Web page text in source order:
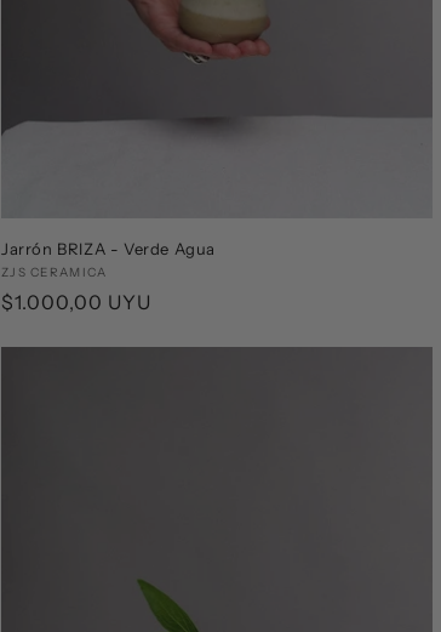
Jarrón BRIZA - Verde Agua
Proveedor:
ZJS CERAMICA
Precio
$1.000,00 UYU